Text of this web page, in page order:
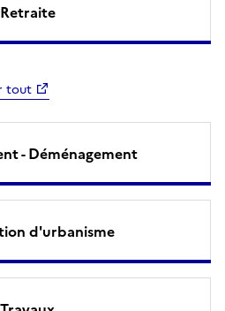
Retraite
tout
- Déménagement
d'urbanisme